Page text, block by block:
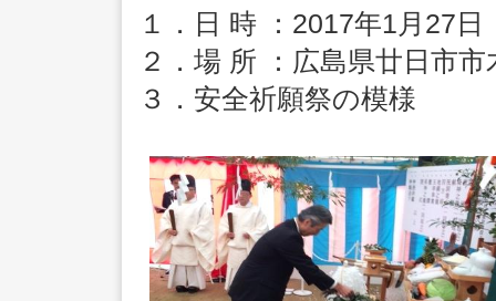
１．日 時 ：2017年1月27
２．場 所 ：広島県廿日市
３．安全祈願祭の模様